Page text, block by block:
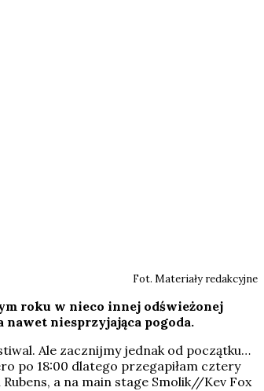
Fot. Materiały redakcyjne
roku w nieco innej odświeżonej
nawet niesprzyjająca pogoda.
Ale zacznijmy jednak od początku…
po 18:00 dlatego przegapiłam cztery
a na main stage Smolik//Kev Fox